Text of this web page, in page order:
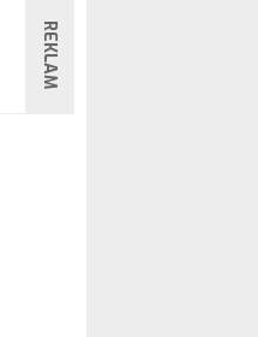
REKLAM